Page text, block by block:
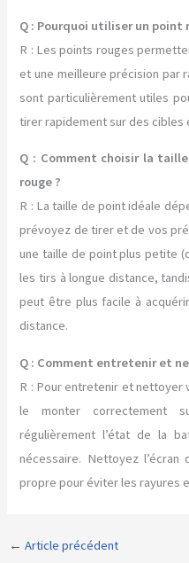
Q : Pourquoi utiliser un point
R : Les points rouges
et une meilleure précision par
sont particulièrement utiles
tirer rapidement sur des cibles
Q : Comment choisir la
rouge ?
R : La taille de point idéale
prévoyez de tirer et de vos
une taille de point plus petite
les tirs à longue distance,
peut être plus facile à
distance.
Q : Comment entretenir et
R : Pour entretenir et nettoyer
le monter correctement
régulièrement l’état de la
nécessaire. Nettoyez
propre pour éviter les rayures
← Article précédent